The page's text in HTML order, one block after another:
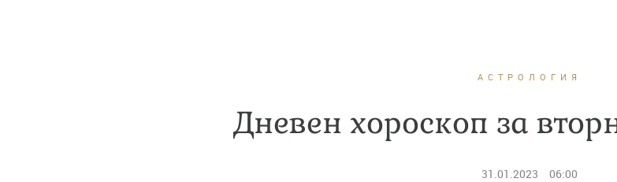
АСТРОЛОГИЯ
Дневен хороскоп за
31.01.2023 06:00